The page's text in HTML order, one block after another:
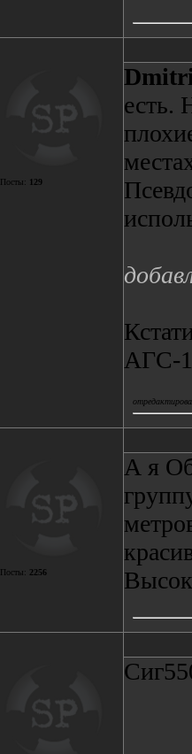
Посты: 129
есть.
АГС-
Посты: 2256
А я